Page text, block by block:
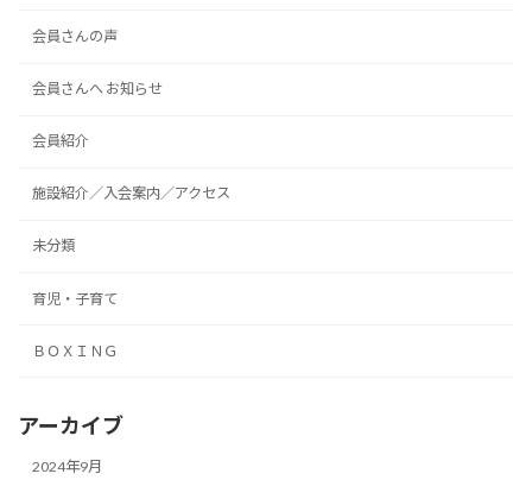
会員さんの声
会員さんへ お知らせ
会員紹介
施設紹介／入会案内／アクセス
未分類
育児・子育て
ＢＯＸＩＮＧ
アーカイブ
2024年9月